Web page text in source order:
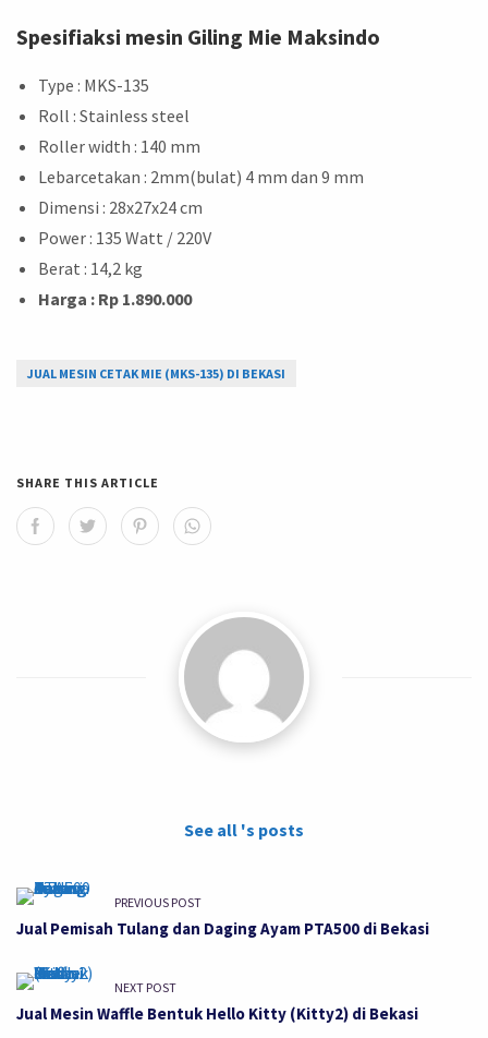
Spesifiaksi mesin Giling Mie Maksindo
Type : MKS-135
Roll : Stainless steel
Roller width : 140 mm
Lebarcetakan : 2mm(bulat) 4 mm dan 9 mm
Dimensi : 28x27x24 cm
Power : 135 Watt / 220V
Berat : 14,2 kg
Harga : Rp 1.890.000
JUAL MESIN CETAK MIE (MKS-135) DI BEKASI
SHARE THIS ARTICLE
See all 's posts
PREVIOUS POST
Jual Pemisah Tulang dan Daging Ayam PTA500 di Bekasi
NEXT POST
Jual Mesin Waffle Bentuk Hello Kitty (Kitty2) di Bekasi